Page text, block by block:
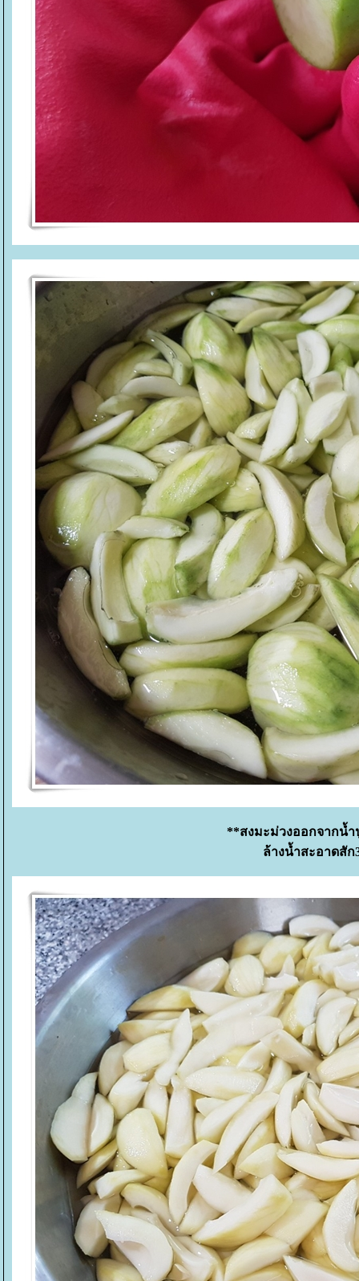
**สงมะม่วงออกจากน้
ล้างน้ำสะอาดสัก